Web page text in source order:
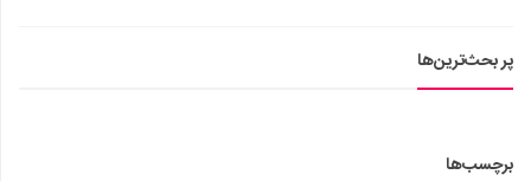
پر بحث‌ترین‌ها
برچسب‌ها